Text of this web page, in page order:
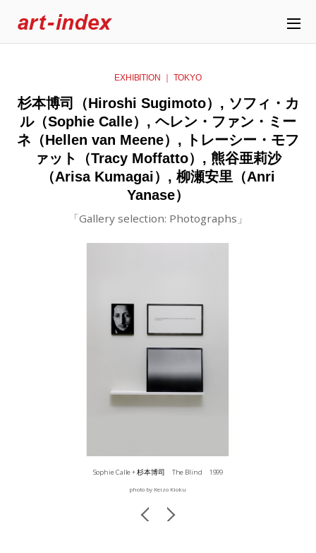
EXHIBITION ｜ TOKYO
杉本博司（Hiroshi Sugimoto）, ソフィ・カ
ル（Sophie Calle）, ヘレン・ファン・ミー
ネ（Hellen van Meene）, トレーシー・モフ
ァット（Tracy Moffatto）, 熊谷亜莉沙
（Arisa Kumagai）, 柳瀬安里（Anri
Yanase）
「Gallery selection: Photographs」
Sophie Calle + 杉本博司 The Blind 1999
photo by Keizo Kioku